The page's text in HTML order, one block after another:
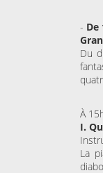
- De
Du
À
I.
La